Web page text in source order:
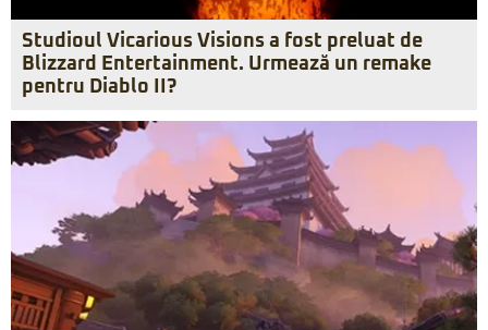
Studioul Vicarious Visions a fost preluat de
Blizzard Entertainment. Urmează un remake
pentru Diablo II?